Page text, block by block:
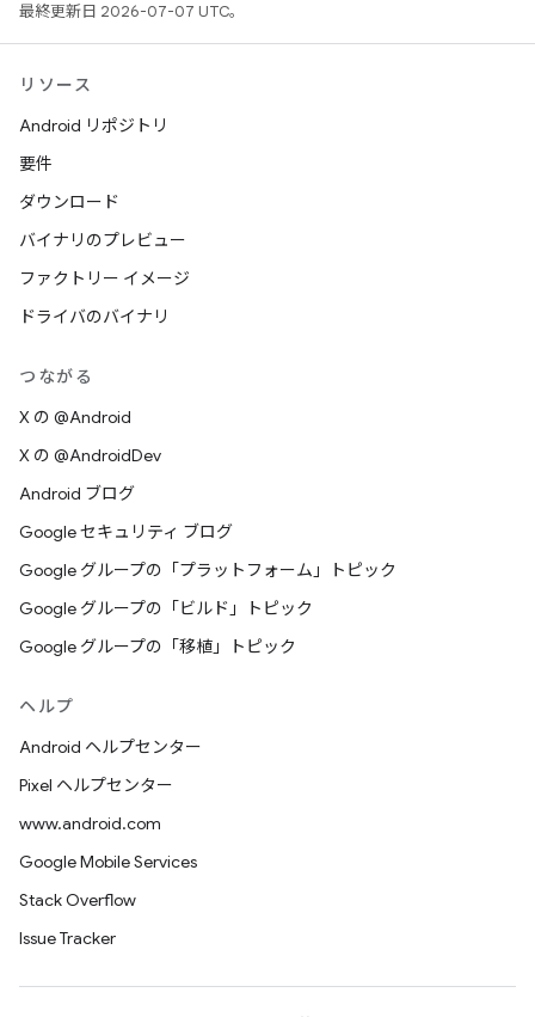
最終更新日 2026-07-07 UTC。
リソース
Android リポジトリ
要件
ダウンロード
バイナリのプレビュー
ファクトリー イメージ
ドライバのバイナリ
つながる
X の @Android
X の @AndroidDev
Android ブログ
Google セキュリティ ブログ
Google グループの「プラットフォーム」トピック
Google グループの「ビルド」トピック
Google グループの「移植」トピック
ヘルプ
Android ヘルプセンター
Pixel ヘルプセンター
www.android.com
Google Mobile Services
Stack Overflow
Issue Tracker